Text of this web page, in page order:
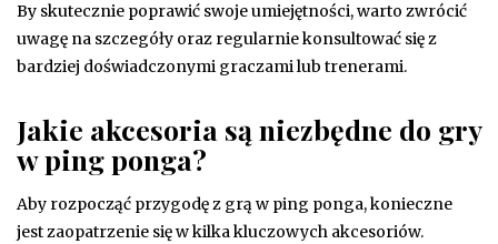
By skutecznie poprawić swoje umiejętności, warto zwrócić
uwagę na szczegóły oraz regularnie konsultować się z
bardziej doświadczonymi graczami lub trenerami.
Jakie akcesoria są niezbędne do gry
w ping ponga?
Aby rozpocząć przygodę z grą w ping ponga, konieczne
jest zaopatrzenie się w kilka kluczowych akcesoriów.